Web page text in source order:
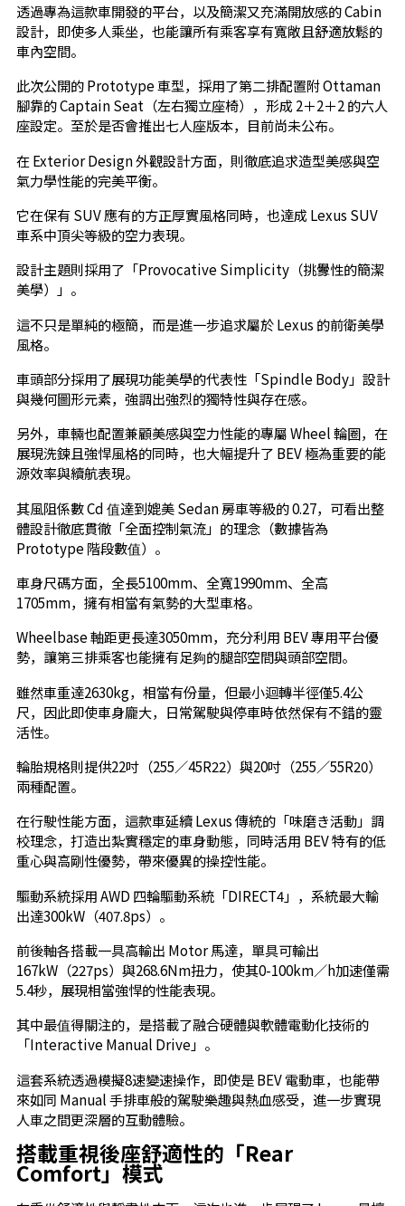
透過專為這款車開發的平台，以及簡潔又充滿開放感的 Cabin
設計，即使多人乘坐，也能讓所有乘客享有寬敞且舒適放鬆的
車內空間。
此次公開的 Prototype 車型，採用了第二排配置附 Ottaman
腳靠的 Captain Seat（左右獨立座椅），形成 2＋2＋2 的六人
座設定。至於是否會推出七人座版本，目前尚未公布。
在 Exterior Design 外觀設計方面，則徹底追求造型美感與空
氣力學性能的完美平衡。
它在保有 SUV 應有的方正厚實風格同時，也達成 Lexus SUV
車系中頂尖等級的空力表現。
設計主題則採用了「Provocative Simplicity（挑釁性的簡潔
美學）」。
這不只是單純的極簡，而是進一步追求屬於 Lexus 的前衛美學
風格。
車頭部分採用了展現功能美學的代表性「Spindle Body」設計
與幾何圖形元素，強調出強烈的獨特性與存在感。
另外，車輛也配置兼顧美感與空力性能的專屬 Wheel 輪圈，在
展現洗鍊且強悍風格的同時，也大幅提升了 BEV 極為重要的能
源效率與續航表現。
其風阻係數 Cd 值達到媲美 Sedan 房車等級的 0.27，可看出整
體設計徹底貫徹「全面控制氣流」的理念（數據皆為
Prototype 階段數值）。
車身尺碼方面，全長5100mm、全寬1990mm、全高
1705mm，擁有相當有氣勢的大型車格。
Wheelbase 軸距更長達3050mm，充分利用 BEV 專用平台優
勢，讓第三排乘客也能擁有足夠的腿部空間與頭部空間。
雖然車重達2630kg，相當有份量，但最小迴轉半徑僅5.4公
尺，因此即使車身龐大，日常駕駛與停車時依然保有不錯的靈
活性。
輪胎規格則提供22吋（255／45R22）與20吋（255／55R20）
兩種配置。
在行駛性能方面，這款車延續 Lexus 傳統的「味磨き活動」調
校理念，打造出紮實穩定的車身動態，同時活用 BEV 特有的低
重心與高剛性優勢，帶來優異的操控性能。
驅動系統採用 AWD 四輪驅動系統「DIRECT4」，系統最大輸
出達300kW（407.8ps）。
前後軸各搭載一具高輸出 Motor 馬達，單具可輸出
167kW（227ps）與268.6Nm扭力，使其0-100km／h加速僅需
5.4秒，展現相當強悍的性能表現。
其中最值得關注的，是搭載了融合硬體與軟體電動化技術的
「Interactive Manual Drive」。
這套系統透過模擬8速變速操作，即使是 BEV 電動車，也能帶
來如同 Manual 手排車般的駕駛樂趣與熱血感受，進一步實現
人車之間更深層的互動體驗。
搭載重視後座舒適性的「Rear
Comfort」模式